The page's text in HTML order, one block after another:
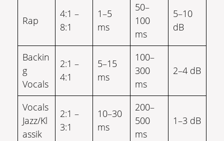
Rap
4:1 –
8:1
1–5
ms
50–
100
ms
5–10
dB
Backin
g
Vocals
2:1 –
4:1
5–15
ms
100–
300
ms
2–4 dB
Vocals
Jazz/Kl
assik
2:1 –
3:1
10–30
ms
200–
500
ms
1–3 dB